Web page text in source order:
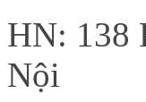
HN: 138
Nội